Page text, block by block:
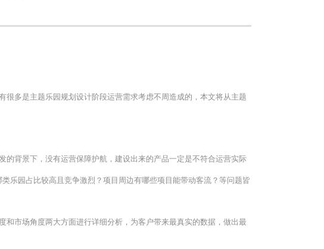
多是主题乐园规划设计阶段运营需求考虑不周造成的，本文将从主题
背景下，没有运营保障护航，建设出来的产品一定是不符合运营实际
乐园占比较高且竞争激烈？项目周边有哪些项目能带动客流？等问题皆
市场角度两大方面进行详细分析，为客户带来最真实的数据，做出最